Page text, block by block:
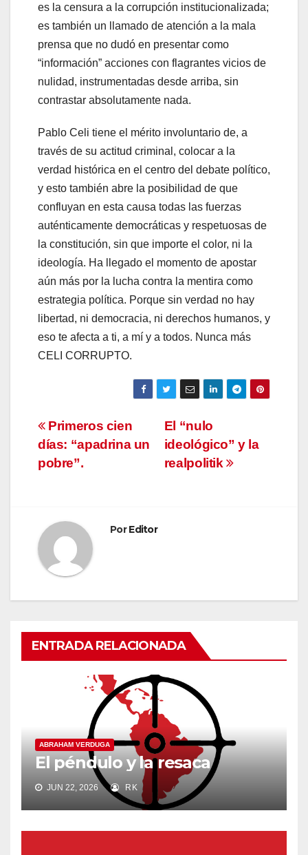
es la censura a la corrupción institucionalizada;
es también un llamado de atención a la mala
prensa que no dudó en presentar como
“información” acciones con flagrantes vicios de
nulidad, instrumentadas desde arriba, sin
contrastar absolutamente nada.
Pablo Celi tiene el mérito involuntario de, a
través de su actitud criminal, colocar a la
verdad histórica en el centro del debate político,
y esto también abre la posibilidad de que
confluyan en esta causa todas las fuerzas
auténticamente democráticas y respetuosas de
la constitución, sin que importe el color, ni la
ideología. Ha llegado el momento de apostar
aún más por la lucha contra la mentira como
estrategia política. Porque sin verdad no hay
libertad, ni democracia, ni derechos humanos, y
eso te afecta a ti, a mí y a todos. Nunca más
CELI CORRUPTO.
Navegación
de
entradas
El “nulo
ideológico” y la
realpolitik
Primeros cien
días: “apadrina un
pobre”.
PorEditor
ENTRADA RELACIONADA
ABRAHAM VERDUGA
El péndulo y la resaca
JUN 22, 2026 RK